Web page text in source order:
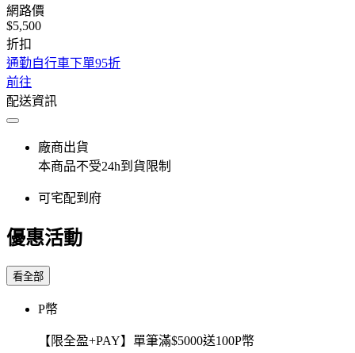
網路價
$5,500
折扣
通勤自行車下單95折
前往
配送資訊
廠商出貨
本商品不受24h到貨限制
可宅配到府
優惠活動
看全部
P幣
【限全盈+PAY】單筆滿$5000送100P幣